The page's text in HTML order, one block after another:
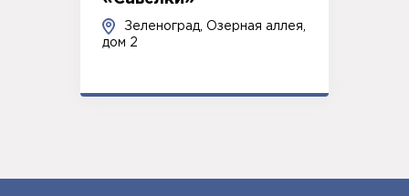
Зеленоград, Озерная аллея,
дом 2